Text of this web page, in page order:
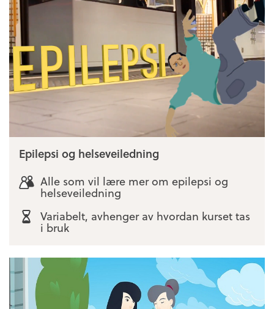
Epilepsi og helseveiledning
Alle som vil lære mer om epilepsi og
helseveiledning
Variabelt, avhenger av hvordan kurset tas
i bruk